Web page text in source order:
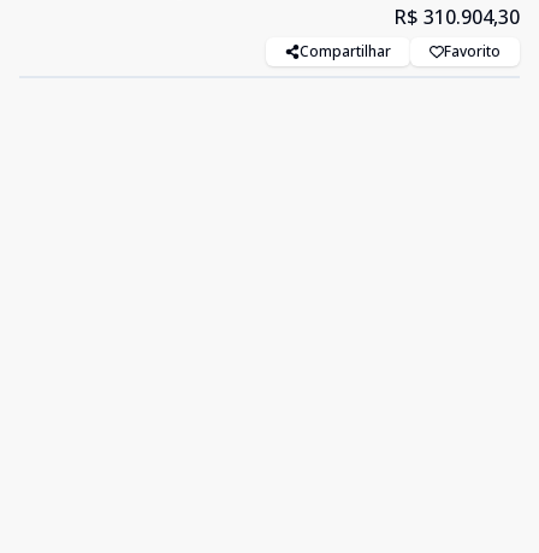
R$ 310.904,30
Compartilhar Favorito